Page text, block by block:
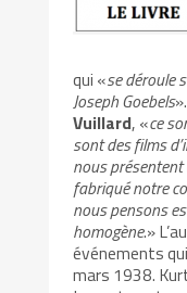
qui «se déroule
Joseph Goebels
Vuillard, «ce
sont des films
nous
fabriqué notre
nous pensons
homogène.»
événements
mars 1938.